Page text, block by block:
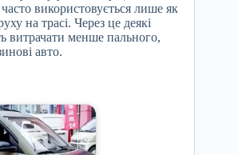
використовується лише як
на трасі. Через це деякі
витрачати менше пального,
авто.